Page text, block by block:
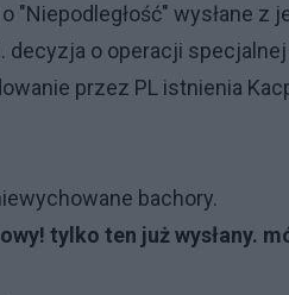
wysłane z
decyzja o operacji
przez PL istnienia
bachory.
tylko ten już wysłany.